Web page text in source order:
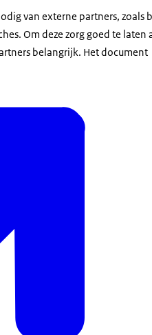
van externe partners,
Om deze zorg goed te
belangrijk. Het document